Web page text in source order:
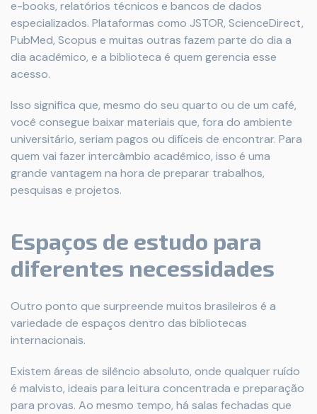
e-books, relatórios técnicos e bancos de dados
especializados. Plataformas como JSTOR, ScienceDirect,
PubMed, Scopus e muitas outras fazem parte do dia a
dia acadêmico, e a biblioteca é quem gerencia esse
acesso.
Isso significa que, mesmo do seu quarto ou de um café,
você consegue baixar materiais que, fora do ambiente
universitário, seriam pagos ou difíceis de encontrar. Para
quem vai fazer intercâmbio acadêmico, isso é uma
grande vantagem na hora de preparar trabalhos,
pesquisas e projetos.
Espaços de estudo para
diferentes necessidades
Outro ponto que surpreende muitos brasileiros é a
variedade de espaços dentro das bibliotecas
internacionais.
Existem áreas de silêncio absoluto, onde qualquer ruído
é malvisto, ideais para leitura concentrada e preparação
para provas. Ao mesmo tempo, há salas fechadas que